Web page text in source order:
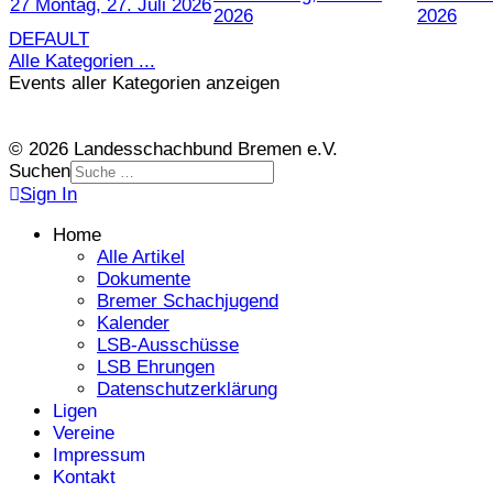
27 Montag, 27. Juli 2026
2026
2026
DEFAULT
Alle Kategorien ...
Events aller Kategorien anzeigen
© 2026 Landesschachbund Bremen e.V.
Suchen
Sign In
Home
Alle Artikel
Dokumente
Bremer Schachjugend
Kalender
LSB-Ausschüsse
LSB Ehrungen
Datenschutzerklärung
Ligen
Vereine
Impressum
Kontakt